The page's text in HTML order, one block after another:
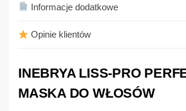
Informacje dodatkowe
Opinie klientów
INEBRYA LISS-PRO
MASKA DO WŁOSÓW